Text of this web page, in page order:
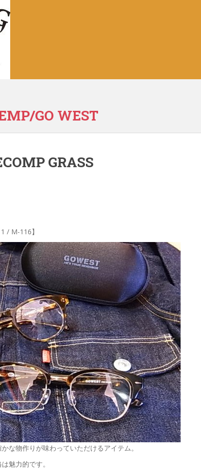
GO WEST
GRASS
/ M-116】
な物作りが味わっていただけるアイテム。
魅力的です。